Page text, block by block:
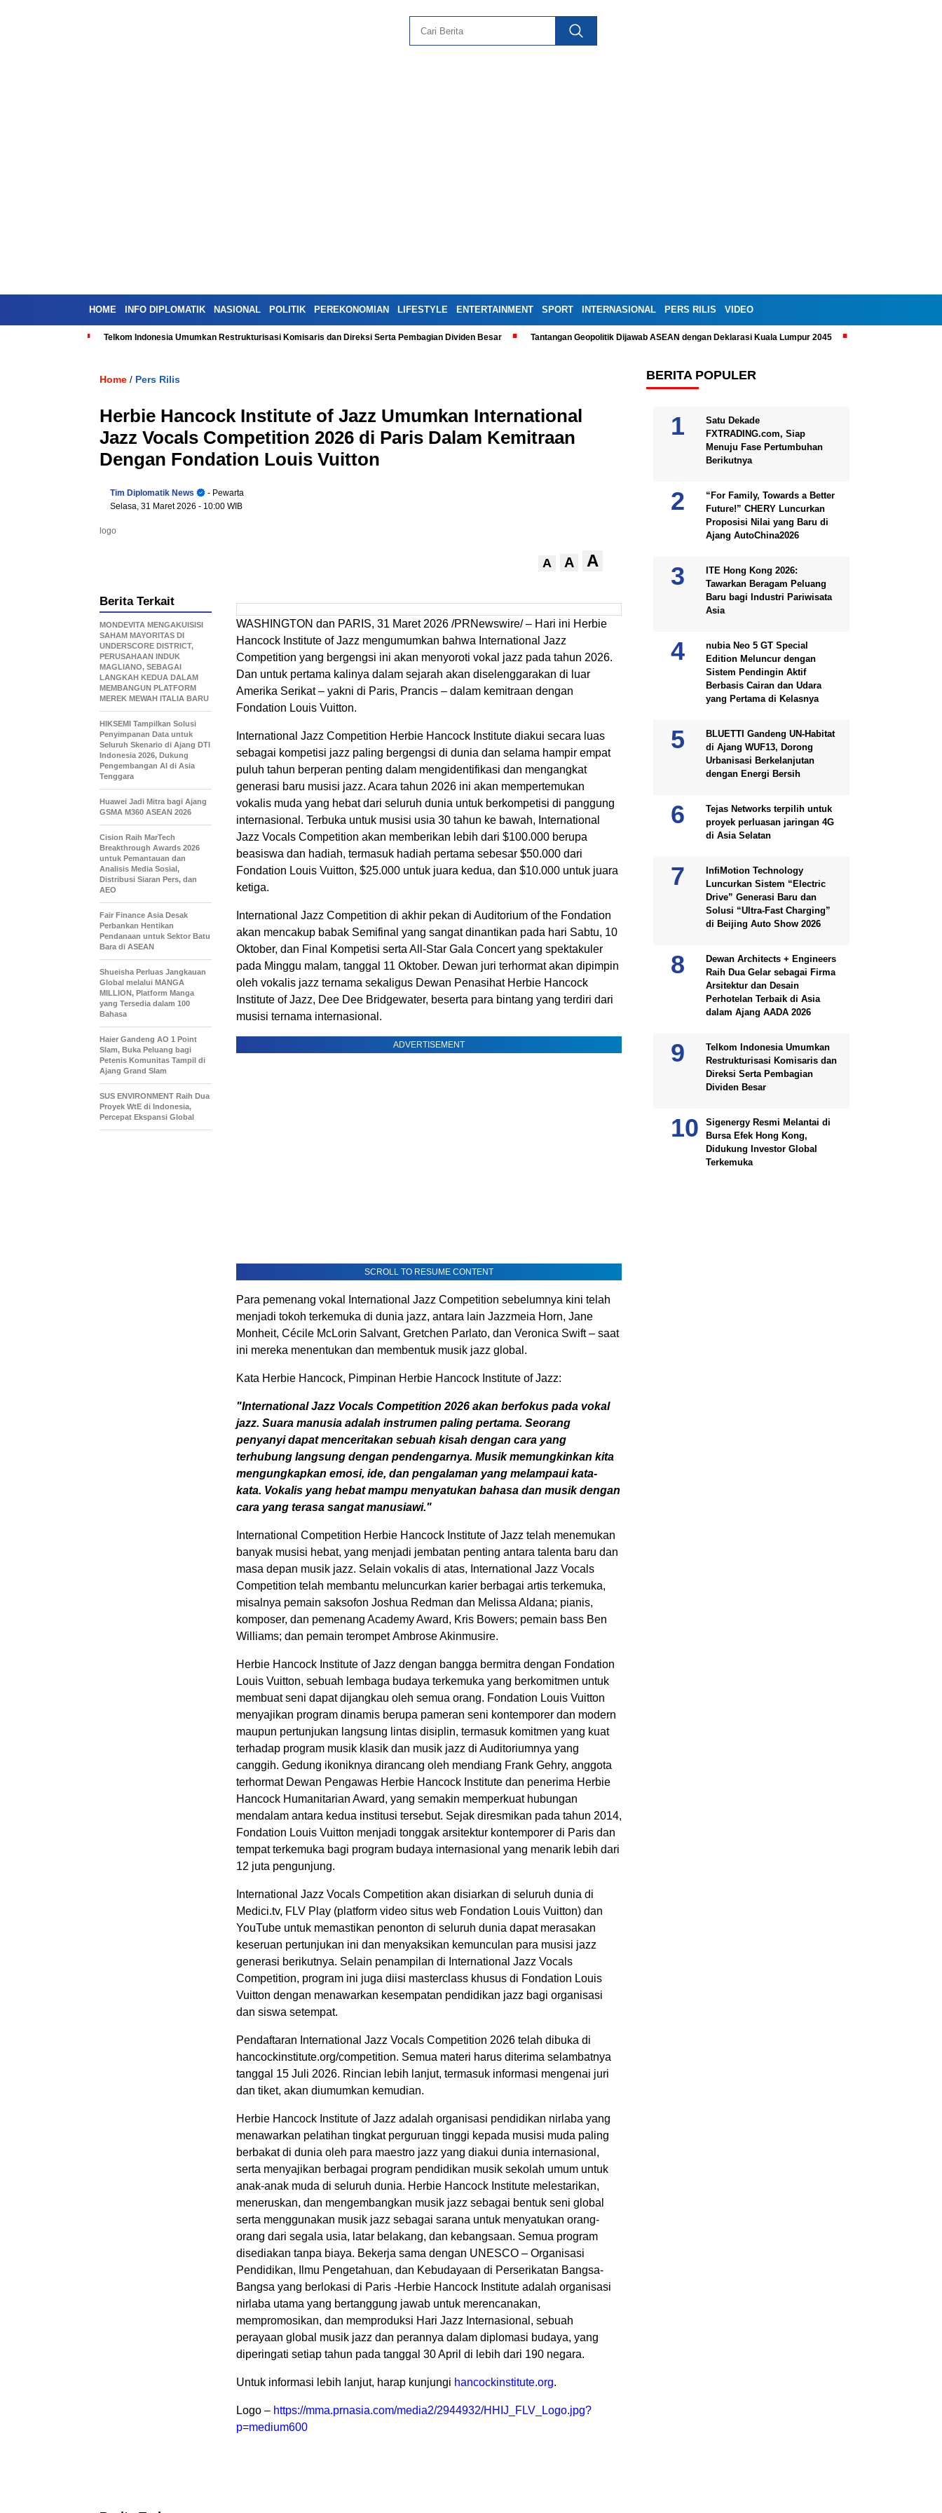
HOME INFO DIPLOMATIK NASIONAL POLITIK PEREKONOMIAN LIFESTYLE ENTERTAINMENT SPORT INTERNASIONAL PERS RILIS VIDEO
Telkom Indonesia Umumkan Restrukturisasi Komisaris dan Direksi Serta Pembagian Dividen Besar Tantangan Geopolitik Dijawab ASEAN dengan Deklarasi Kuala Lumpur 2045
Home / Pers Rilis
Herbie Hancock Institute of Jazz Umumkan International
Jazz Vocals Competition 2026 di Paris Dalam Kemitraan
Dengan Fondation Louis Vuitton
Tim Diplomatik News
- Pewarta
Selasa, 31 Maret 2026 - 10:00 WIB
logo
A A A
WASHINGTON dan PARIS, 31 Maret 2026 /PRNewswire/ – Hari ini Herbie
Hancock Institute of Jazz mengumumkan bahwa International Jazz
Competition yang bergengsi ini akan menyoroti vokal jazz pada tahun 2026.
Dan untuk pertama kalinya dalam sejarah akan diselenggarakan di luar
Amerika Serikat – yakni di Paris, Prancis – dalam kemitraan dengan
Fondation Louis Vuitton.
International Jazz Competition Herbie Hancock Institute diakui secara luas
sebagai kompetisi jazz paling bergengsi di dunia dan selama hampir empat
puluh tahun berperan penting dalam mengidentifikasi dan mengangkat
generasi baru musisi jazz. Acara tahun 2026 ini akan mempertemukan
vokalis muda yang hebat dari seluruh dunia untuk berkompetisi di panggung
internasional. Terbuka untuk musisi usia 30 tahun ke bawah, International
Jazz Vocals Competition akan memberikan lebih dari $100.000 berupa
beasiswa dan hadiah, termasuk hadiah pertama sebesar $50.000 dari
Fondation Louis Vuitton, $25.000 untuk juara kedua, dan $10.000 untuk juara
ketiga.
International Jazz Competition di akhir pekan di Auditorium of the Fondation
akan mencakup babak Semifinal yang sangat dinantikan pada hari Sabtu, 10
Oktober, dan Final Kompetisi serta All-Star Gala Concert yang spektakuler
pada Minggu malam, tanggal 11 Oktober. Dewan juri terhormat akan dipimpin
oleh vokalis jazz ternama sekaligus Dewan Penasihat Herbie Hancock
Institute of Jazz, Dee Dee Bridgewater, beserta para bintang yang terdiri dari
musisi ternama internasional.
ADVERTISEMENT
SCROLL TO RESUME CONTENT
Para pemenang vokal International Jazz Competition sebelumnya kini telah
menjadi tokoh terkemuka di dunia jazz, antara lain Jazzmeia Horn, Jane
Monheit, Cécile McLorin Salvant, Gretchen Parlato, dan Veronica Swift – saat
ini mereka menentukan dan membentuk musik jazz global.
Kata Herbie Hancock, Pimpinan Herbie Hancock Institute of Jazz:
"International Jazz Vocals Competition 2026 akan berfokus pada vokal
jazz. Suara manusia adalah instrumen paling pertama. Seorang
penyanyi dapat menceritakan sebuah kisah dengan cara yang
terhubung langsung dengan pendengarnya. Musik memungkinkan kita
mengungkapkan emosi, ide, dan pengalaman yang melampaui kata-
kata. Vokalis yang hebat mampu menyatukan bahasa dan musik dengan
cara yang terasa sangat manusiawi."
International Competition Herbie Hancock Institute of Jazz telah menemukan
banyak musisi hebat, yang menjadi jembatan penting antara talenta baru dan
masa depan musik jazz. Selain vokalis di atas, International Jazz Vocals
Competition telah membantu meluncurkan karier berbagai artis terkemuka,
misalnya pemain saksofon Joshua Redman dan Melissa Aldana; pianis,
komposer, dan pemenang Academy Award, Kris Bowers; pemain bass Ben
Williams; dan pemain terompet Ambrose Akinmusire.
Herbie Hancock Institute of Jazz dengan bangga bermitra dengan Fondation
Louis Vuitton, sebuah lembaga budaya terkemuka yang berkomitmen untuk
membuat seni dapat dijangkau oleh semua orang. Fondation Louis Vuitton
menyajikan program dinamis berupa pameran seni kontemporer dan modern
maupun pertunjukan langsung lintas disiplin, termasuk komitmen yang kuat
terhadap program musik klasik dan musik jazz di Auditoriumnya yang
canggih. Gedung ikoniknya dirancang oleh mendiang Frank Gehry, anggota
terhormat Dewan Pengawas Herbie Hancock Institute dan penerima Herbie
Hancock Humanitarian Award, yang semakin memperkuat hubungan
mendalam antara kedua institusi tersebut. Sejak diresmikan pada tahun 2014,
Fondation Louis Vuitton menjadi tonggak arsitektur kontemporer di Paris dan
tempat terkemuka bagi program budaya internasional yang menarik lebih dari
12 juta pengunjung.
International Jazz Vocals Competition akan disiarkan di seluruh dunia di
Medici.tv, FLV Play (platform video situs web Fondation Louis Vuitton) dan
YouTube untuk memastikan penonton di seluruh dunia dapat merasakan
keseruan pertunjukan ini dan menyaksikan kemunculan para musisi jazz
generasi berikutnya. Selain penampilan di International Jazz Vocals
Competition, program ini juga diisi masterclass khusus di Fondation Louis
Vuitton dengan menawarkan kesempatan pendidikan jazz bagi organisasi
dan siswa setempat.
Pendaftaran International Jazz Vocals Competition 2026 telah dibuka di
hancockinstitute.org/competition. Semua materi harus diterima selambatnya
tanggal 15 Juli 2026. Rincian lebih lanjut, termasuk informasi mengenai juri
dan tiket, akan diumumkan kemudian.
Herbie Hancock Institute of Jazz adalah organisasi pendidikan nirlaba yang
menawarkan pelatihan tingkat perguruan tinggi kepada musisi muda paling
berbakat di dunia oleh para maestro jazz yang diakui dunia internasional,
serta menyajikan berbagai program pendidikan musik sekolah umum untuk
anak-anak muda di seluruh dunia. Herbie Hancock Institute melestarikan,
meneruskan, dan mengembangkan musik jazz sebagai bentuk seni global
serta menggunakan musik jazz sebagai sarana untuk menyatukan orang-
orang dari segala usia, latar belakang, dan kebangsaan. Semua program
disediakan tanpa biaya. Bekerja sama dengan UNESCO – Organisasi
Pendidikan, Ilmu Pengetahuan, dan Kebudayaan di Perserikatan Bangsa-
Bangsa yang berlokasi di Paris -Herbie Hancock Institute adalah organisasi
nirlaba utama yang bertanggung jawab untuk merencanakan,
mempromosikan, dan memproduksi Hari Jazz Internasional, sebuah
perayaan global musik jazz dan perannya dalam diplomasi budaya, yang
diperingati setiap tahun pada tanggal 30 April di lebih dari 190 negara.
Untuk informasi lebih lanjut, harap kunjungi hancockinstitute.org.
Logo – https://mma.prnasia.com/media2/2944932/HHIJ_FLV_Logo.jpg?
p=medium600
Berita Terkait
MONDEVITA MENGAKUISISI
SAHAM MAYORITAS DI
UNDERSCORE DISTRICT,
PERUSAHAAN INDUK
MAGLIANO, SEBAGAI
LANGKAH KEDUA DALAM
MEMBANGUN PLATFORM
MEREK MEWAH ITALIA BARU
HIKSEMI Tampilkan Solusi
Penyimpanan Data untuk
Seluruh Skenario di Ajang DTI
Indonesia 2026, Dukung
Pengembangan AI di Asia
Tenggara
Huawei Jadi Mitra bagi Ajang
GSMA M360 ASEAN 2026
Cision Raih MarTech
Breakthrough Awards 2026
untuk Pemantauan dan
Analisis Media Sosial,
Distribusi Siaran Pers, dan
AEO
Fair Finance Asia Desak
Perbankan Hentikan
Pendanaan untuk Sektor Batu
Bara di ASEAN
Shueisha Perluas Jangkauan
Global melalui MANGA
MILLION, Platform Manga
yang Tersedia dalam 100
Bahasa
Haier Gandeng AO 1 Point
Slam, Buka Peluang bagi
Petenis Komunitas Tampil di
Ajang Grand Slam
SUS ENVIRONMENT Raih Dua
Proyek WtE di Indonesia,
Percepat Ekspansi Global
BERITA POPULER
Satu Dekade
FXTRADING.com, Siap
Menuju Fase Pertumbuhan
Berikutnya
“For Family, Towards a Better
Future!” CHERY Luncurkan
Proposisi Nilai yang Baru di
Ajang AutoChina2026
ITE Hong Kong 2026:
Tawarkan Beragam Peluang
Baru bagi Industri Pariwisata
Asia
nubia Neo 5 GT Special
Edition Meluncur dengan
Sistem Pendingin Aktif
Berbasis Cairan dan Udara
yang Pertama di Kelasnya
BLUETTI Gandeng UN-Habitat
di Ajang WUF13, Dorong
Urbanisasi Berkelanjutan
dengan Energi Bersih
Tejas Networks terpilih untuk
proyek perluasan jaringan 4G
di Asia Selatan
InfiMotion Technology
Luncurkan Sistem “Electric
Drive” Generasi Baru dan
Solusi “Ultra-Fast Charging”
di Beijing Auto Show 2026
Dewan Architects + Engineers
Raih Dua Gelar sebagai Firma
Arsitektur dan Desain
Perhotelan Terbaik di Asia
dalam Ajang AADA 2026
Telkom Indonesia Umumkan
Restrukturisasi Komisaris dan
Direksi Serta Pembagian
Dividen Besar
Sigenergy Resmi Melantai di
Bursa Efek Hong Kong,
Didukung Investor Global
Terkemuka